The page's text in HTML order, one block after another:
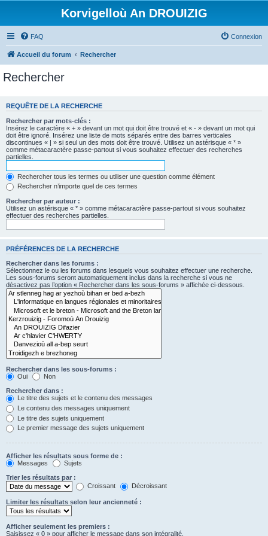
Korvigelloù An DROUIZIG
FAQ Connexion
Accueil du forum Rechercher
Rechercher
REQUÊTE DE LA RECHERCHE
Rechercher par mots-clés :
Insérez le caractère « + » devant un mot qui doit être trouvé et « - » devant un mot qui
doit être ignoré. Insérez une liste de mots séparés entre des barres verticales
discontinues « | » si seul un des mots doit être trouvé. Utilisez un astérisque « * »
comme métacaractère passe-partout si vous souhaitez effectuer des recherches
partielles.
Rechercher tous les termes ou utiliser une question comme élément
Rechercher n’importe quel de ces termes
Rechercher par auteur :
Utilisez un astérisque « * » comme métacaractère passe-partout si vous souhaitez
effectuer des recherches partielles.
PRÉFÉRENCES DE LA RECHERCHE
Rechercher dans les forums :
Sélectionnez le ou les forums dans lesquels vous souhaitez effectuer une recherche.
Les sous-forums seront automatiquement inclus dans la recherche si vous ne
désactivez pas l’option « Rechercher dans les sous-forums » affichée ci-dessous.
Rechercher dans les sous-forums :
Oui
Non
Rechercher dans :
Le titre des sujets et le contenu des messages
Le contenu des messages uniquement
Le titre des sujets uniquement
Le premier message des sujets uniquement
Afficher les résultats sous forme de :
Messages
Sujets
Trier les résultats par :
Croissant
Décroissant
Limiter les résultats selon leur ancienneté :
Afficher seulement les premiers :
Saisissez « 0 » pour afficher le message dans son intégralité.